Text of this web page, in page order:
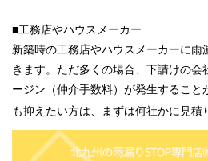
■工務店やハウスメーカー
新築時の工務店やハウスメーカーに雨
きます。ただ多くの場合、下請けの会
ージン（仲介手数料）が発生すること
も抑えたい方は、まずは何社かに見積